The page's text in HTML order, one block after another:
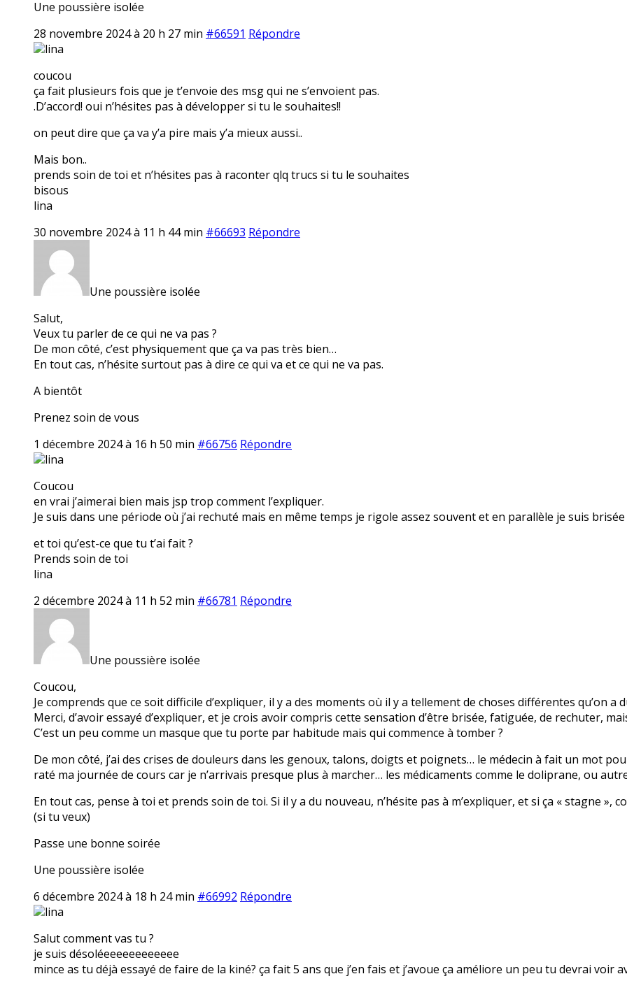
Une poussière isolée
28 novembre 2024 à 20 h 27 min #66591 Répondre
lina
coucou
ça fait plusieurs fois que je t’envoie des msg qui ne s’envoient pas.
.D’accord! oui n’hésites pas à développer si tu le souhaites!!
on peut dire que ça va y’a pire mais y’a mieux aussi..
Mais bon..
prends soin de toi et n’hésites pas à raconter qlq trucs si tu le souhaites
bisous
lina
30 novembre 2024 à 11 h 44 min #66693 Répondre
Une poussière isolée
Salut,
Veux tu parler de ce qui ne va pas ?
De mon côté, c’est physiquement que ça va pas très bien…
En tout cas, n’hésite surtout pas à dire ce qui va et ce qui ne va pas.
A bientôt
Prenez soin de vous
1 décembre 2024 à 16 h 50 min #66756 Répondre
lina
Coucou
en vrai j’aimerai bien mais jsp trop comment l’expliquer.
Je suis dans une période où j’ai rechuté mais en même temps je rigole assez souvent et en parallèle je suis
et toi qu’est-ce que tu t’ai fait ?
Prends soin de toi
lina
2 décembre 2024 à 11 h 52 min #66781 Répondre
Une poussière isolée
Coucou,
Je comprends que ce soit difficile d’expliquer, il y a des moments où il y a tellement de choses différentes qu’on a
Merci, d’avoir essayé d’expliquer, et je crois avoir compris cette sensation d’être brisée, fatiguée, de rechuter,
C’est un peu comme un masque que tu porte par habitude mais qui commence à tomber ?
De mon côté, j’ai des crises de douleurs dans les genoux, talons, doigts et poignets… le médecin à fait un mot
raté ma journée de cours car je n’arrivais presque plus à marcher… les médicaments comme le doliprane, ou
En tout cas, pense à toi et prends soin de toi. Si il y a du nouveau, n’hésite pas à m’expliquer, et si ça « stagne »,
(si tu veux)
Passe une bonne soirée
Une poussière isolée
6 décembre 2024 à 18 h 24 min #66992 Répondre
lina
Salut comment vas tu ?
je suis désoléeeeeeeeeeeee
mince as tu déjà essayé de faire de la kiné? ça fait 5 ans que j’en fais et j’avoue ça améliore un peu tu devrai voir